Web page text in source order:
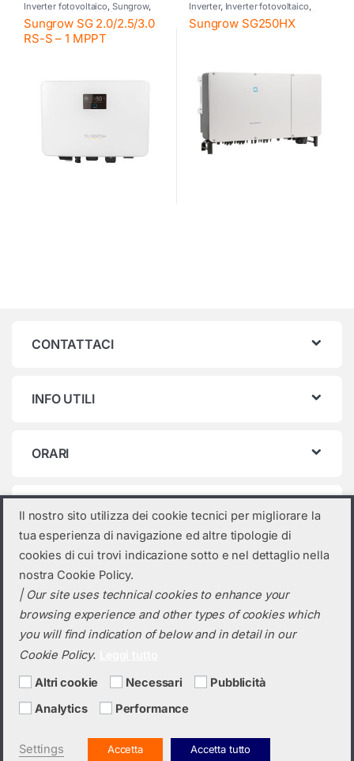
Inverter fotovoltaico, Sungrow,
Inverter residenziali Sungrow
Sungrow SG 2.0/2.5/3.0
RS-S – 1 MPPT
Inverter, Inverter fotovoltaico,
Sungrow Inverter commerciali
Sungrow
Sungrow SG250HX
CONTATTACI
INFO UTILI
ORARI
Categorie prodotto
Inverter residenziali Sigenergy
Hai bisogno di un preventivo?
+39 0423 6326
Il nostro sito utilizza dei cookie tecnici per migliorare la
tua esperienza di navigazione ed altre tipologie di
cookies di cui trovi indicazione sotto e nel dettaglio nella
nostra Cookie Policy.
| Our site uses technical cookies to enhance your
browsing experience and other types of cookies which
you will find indication of below and in detail in our
Cookie Policy.
Altri cookie Necessari
Pubblicità
Analytics
Performance
Settings Accetta Accetta tutto